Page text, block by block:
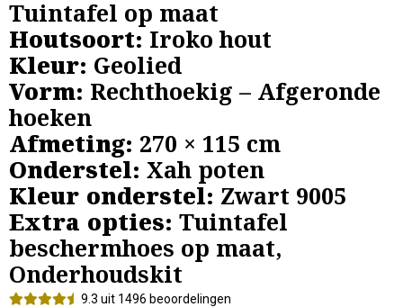
Tuintafel op maat
Houtsoort: Iroko hout
Kleur: Geolied
Vorm: Rechthoekig – Afgeronde
hoeken
Afmeting: 270 × 115 cm
Onderstel: Xah poten
Kleur onderstel: Zwart 9005
Extra opties: Tuintafel
beschermhoes op maat,
Onderhoudskit
9.3 uit 1496 beoordelingen